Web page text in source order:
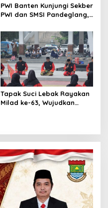
PWI Banten Kunjungi Sekber
PWI dan SMSI Pandeglang,
Konferensi Organisasi
Tapak Suci Lebak Rayakan
Milad ke-63, Wujudkan